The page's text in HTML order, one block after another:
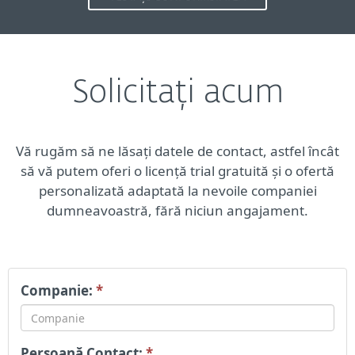
Solicitați acum
Vă rugăm să ne lăsați datele de contact, astfel încât
să vă putem oferi o licență trial gratuită și o ofertă
personalizată adaptată la nevoile companiei
dumneavoastră, fără niciun angajament.
Companie: *